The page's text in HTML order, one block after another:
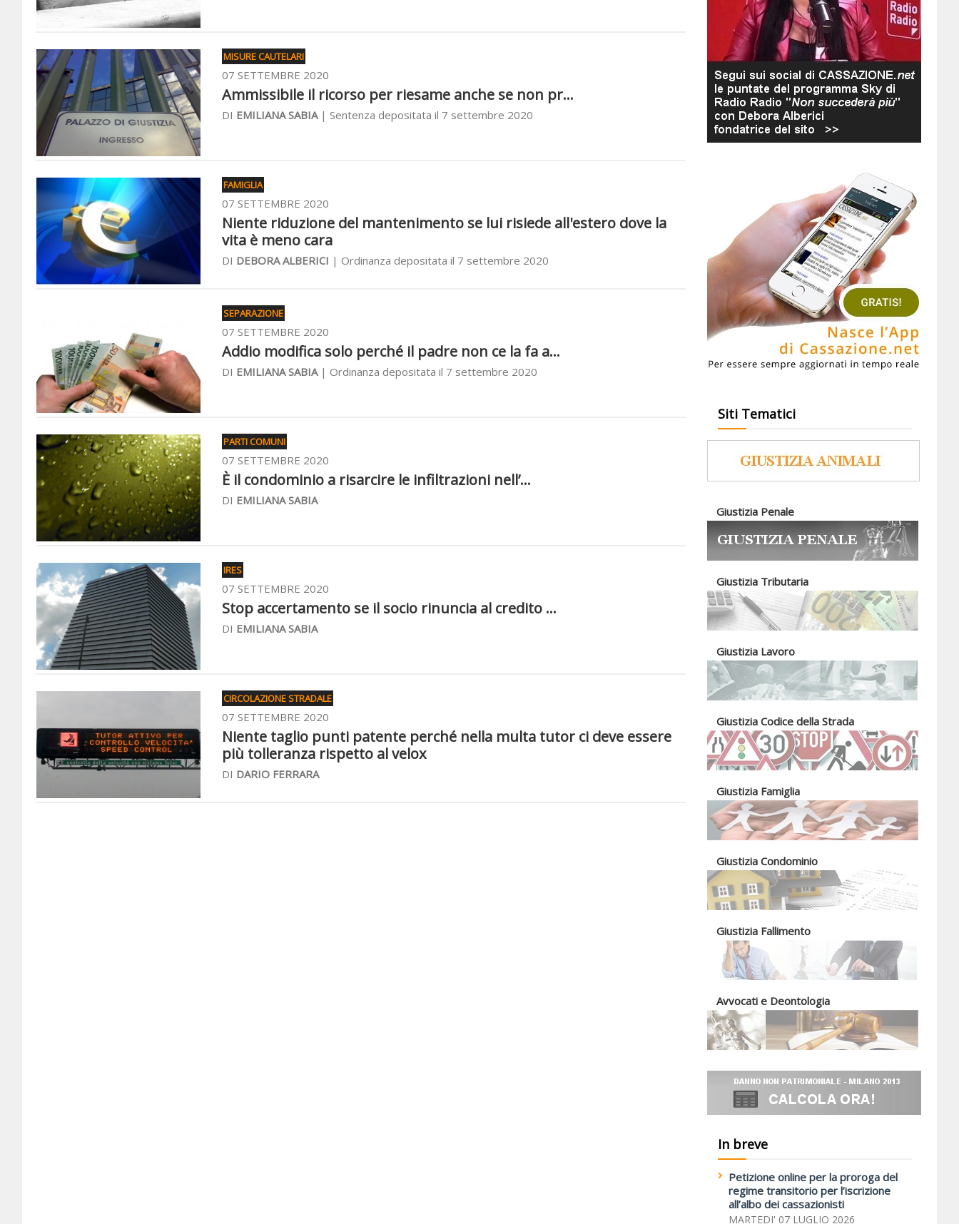
MISURE CAUTELARI
07 SETTEMBRE 2020
Ammissibile il ricorso per riesame anche se non pr...
DI EMILIANA SABIA| Sentenza depositata il 7 settembre 2020
FAMIGLIA
07 SETTEMBRE 2020
Niente riduzione del mantenimento se lui risiede all'estero dove la
vita è meno cara
DI DEBORA ALBERICI | Ordinanza depositata il 7 settembre 2020
SEPARAZIONE
07 SETTEMBRE 2020
Addio modifica solo perché il padre non ce la fa a...
DI EMILIANA SABIA| Ordinanza depositata il 7 settembre 2020
PARTI COMUNI
07 SETTEMBRE 2020
È il condominio a risarcire le infiltrazioni nell’...
DI EMILIANA SABIA
IRES
07 SETTEMBRE 2020
Stop accertamento se il socio rinuncia al credito ...
DI EMILIANA SABIA
CIRCOLAZIONE STRADALE
07 SETTEMBRE 2020
Niente taglio punti patente perché nella multa tutor ci deve essere
più tolleranza rispetto al velox
DI DARIO FERRARA
Siti Tematici
Giustizia Penale
Giustizia Tributaria
Giustizia Lavoro
Giustizia Codice della Strada
Giustizia Famiglia
Giustizia Condominio
Giustizia Fallimento
Avvocati e Deontologia
In breve
Petizione online per la proroga del
regime transitorio per l’iscrizione
all’albo dei cassazionisti
MARTEDI' 07 LUGLIO 2026